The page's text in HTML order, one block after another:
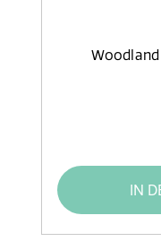
Woodland
IN